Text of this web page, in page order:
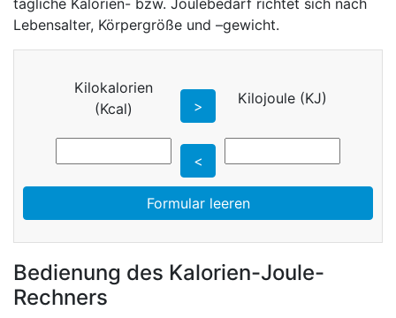
tägliche Kalorien- bzw. Joulebedarf richtet sich nach
Lebensalter, Körpergröße und –gewicht.
Kilokalorien
(Kcal)
>
<
Kilojoule (KJ)
Formular leeren
Bedienung des Kalorien-Joule-
Rechners